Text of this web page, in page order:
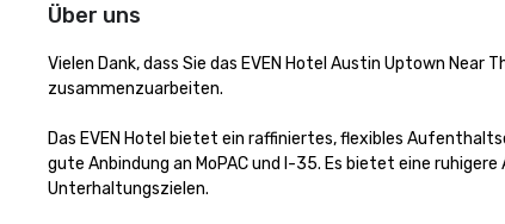
Über uns
Vielen Dank, dass Sie das EVEN Hotel Austin Uptown
zusammenzuarbeiten.
Das EVEN Hotel bietet ein raffiniertes, flexibles
gute Anbindung an MoPAC und I-35. Es bietet eine
Unterhaltungszielen.